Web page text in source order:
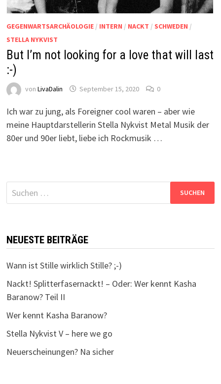
GEGENWARTSARCHÄOLOGIE/ INTERN / NACKT / SCHWEDEN /
STELLA NYKVIST
But I’m not looking for a love that will last
:-)
von LivaDalin September 15, 2020 0
Ich war zu jung, als Foreigner cool waren – aber wie
meine Hauptdarstellerin Stella Nykvist Metal Musik der
80er und 90er liebt, liebe ich Rockmusik …
Suchen
nach:
NEUESTE BEITRÄGE
Wann ist Stille wirklich Stille? ;-)
Nackt! Splitterfasernackt! – Oder: Wer kennt Kasha
Baranow? Teil II
Wer kennt Kasha Baranow?
Stella Nykvist V – here we go
Neuerscheinungen? Na sicher